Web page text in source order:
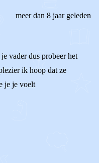
meer dan 8 jaar geleden
vader dus probeer het
ik hoop dat ze
je je voelt